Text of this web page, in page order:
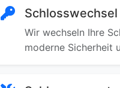
Schlosswechsel
Wir wechseln Ihre
moderne Sicherheit